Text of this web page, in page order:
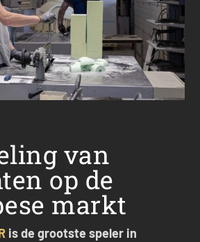
van
op de
markt
is de grootste speler in